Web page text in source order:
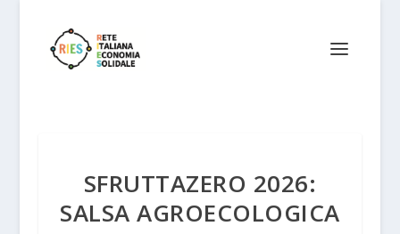
SFRUTTAZERO 2026:
SALSA AGROECOLOGICA